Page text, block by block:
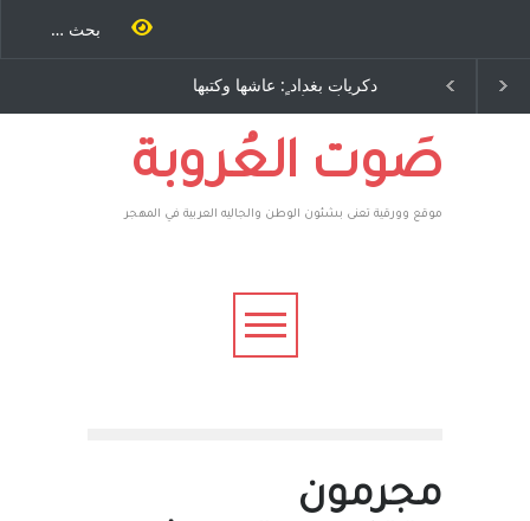
دكريات بغداد ٍ: عاشها وكتبها
:وليد رباح – نيوجرسي –
الولايات المتحدة الامريكية
طاحنة كتب
يوسف يقهر
، فأعطوه
وهم صاغرون،صَوت العُروبة
موقع وورقية تعنى بشئون الوطن والجاليه العربية في المهجر
مجرمون